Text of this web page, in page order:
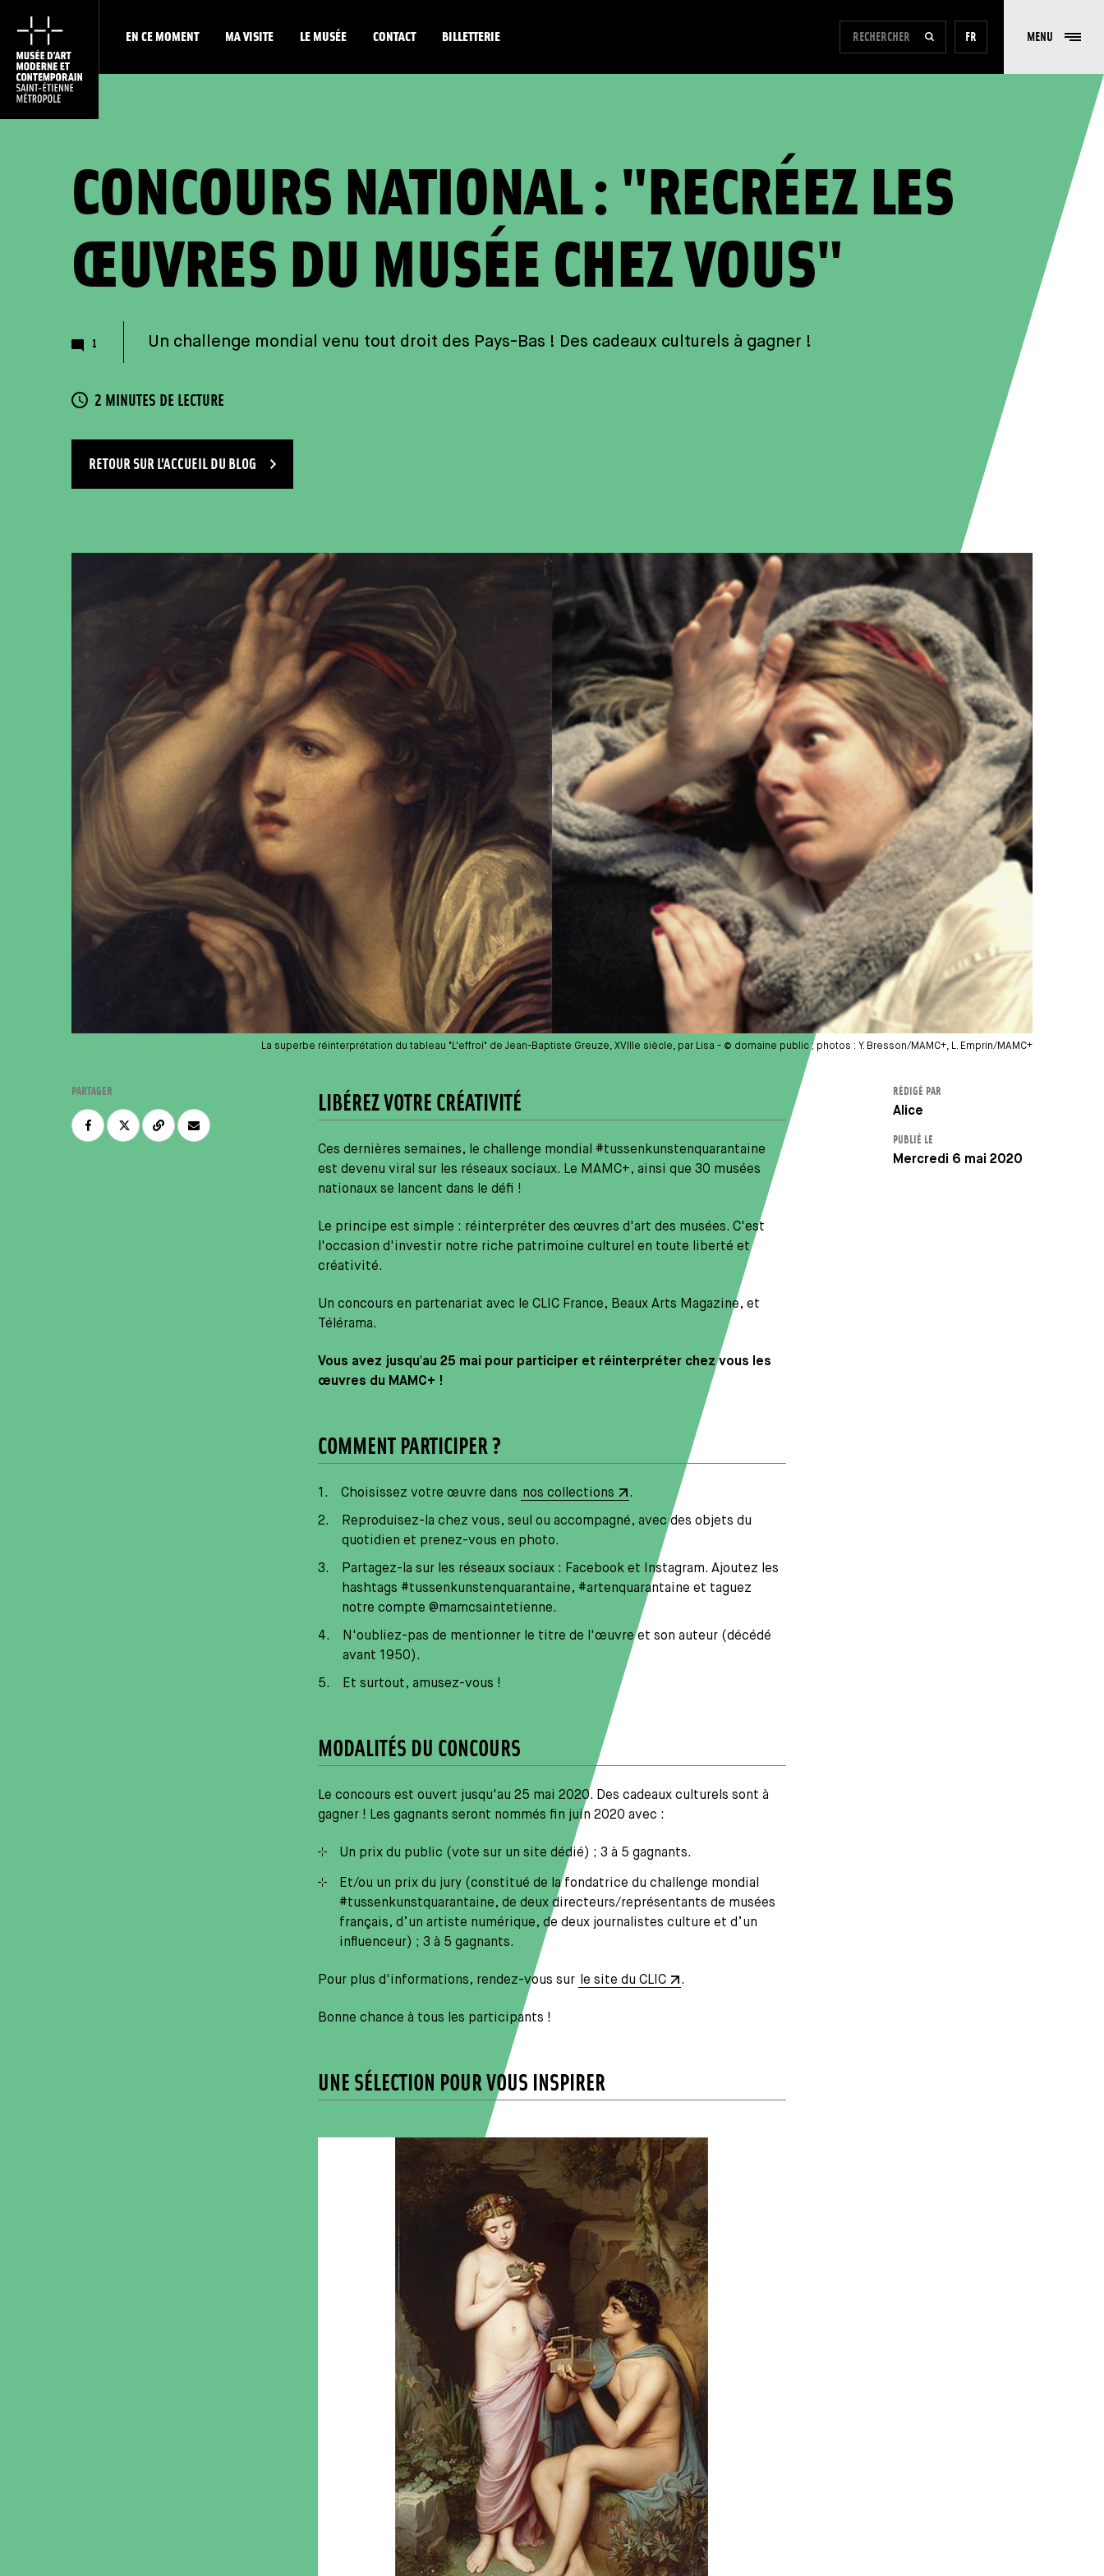
EN CE MOMENT MA VISITE LE MUSÉE CONTACT BILLETTERIE FORMULAIRE DE RECHERCHE DU SITE
RECHERCHERFR MENU
CONCOURS NATIONAL : "RECRÉEZ LES
ŒUVRES DU MUSÉE CHEZ VOUS"
Un challenge mondial venu tout droit des Pays-Bas ! Des cadeaux culturels à gagner !
Nombre de commentaires
1
TEMPS DE LECTURE
2 MINUTES DE LECTURE
RETOUR SUR L'ACCUEIL DU BLOG
La superbe réinterprétation du tableau "L'effroi" de Jean-Baptiste Greuze, XVIIIe siècle, par Lisa - © domaine public ; photos : Y. Bresson/MAMC+, L. Emprin/MAMC+
RÉDIGÉ PAR
Auteur
Alice
PUBLIÉ LE
Mercredi 6 mai 2020
LIBÉREZ VOTRE CRÉATIVITÉ
Ces dernières semaines, le challenge mondial #tussenkunstenquarantaine
est devenu viral sur les réseaux sociaux. Le MAMC+, ainsi que 30 musées
nationaux se lancent dans le défi !
Le principe est simple : réinterpréter des œuvres d'art des musées. C'est
l'occasion d'investir notre riche patrimoine culturel en toute liberté et
créativité.
Un concours en partenariat avec le CLIC France, Beaux Arts Magazine, et
Télérama.
Vous avez jusqu'au 25 mai pour participer et réinterpréter chez vous les
œuvres du MAMC+ !
COMMENT PARTICIPER ?
Choisissez votre œuvre dans nos collections
.
Reproduisez-la chez vous, seul ou accompagné, avec des objets du
quotidien et prenez-vous en photo.
Partagez-la sur les réseaux sociaux : Facebook et Instagram. Ajoutez les
hashtags #tussenkunstenquarantaine, #artenquarantaine et taguez
notre compte @mamcsaintetienne.
N'oubliez-pas de mentionner le titre de l'œuvre et son auteur (décédé
avant 1950).
Et surtout, amusez-vous !
MODALITÉS DU CONCOURS
Le concours est ouvert jusqu'au 25 mai 2020. Des cadeaux culturels sont à
gagner ! Les gagnants seront nommés fin juin 2020 avec :
Un prix du public (vote sur un site dédié) ; 3 à 5 gagnants.
Et/ou un prix du jury (constitué de la fondatrice du challenge mondial
#tussenkunstquarantaine, de deux directeurs/représentants de musées
français, d’un artiste numérique, de deux journalistes culture et d’un
influenceur) ; 3 à 5 gagnants.
Pour plus d'informations, rendez-vous sur le site du CLIC .
Bonne chance à tous les participants !
UNE SÉLECTION POUR VOUS INSPIRER
PARTAGER